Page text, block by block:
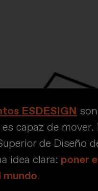
ESDESIGN
capaz de mover.
de Diseño
idea clara: poner
.